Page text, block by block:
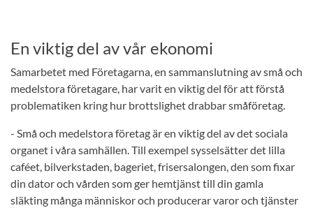
En viktig del av vår ekonomi
Samarbetet med Företagarna, en sammanslutning av små och
medelstora företagare, har varit en viktig del för att förstå
problematiken kring hur brottslighet drabbar småföretag.
- Små och medelstora företag är en viktig del av det sociala
organet i våra samhällen. Till exempel sysselsätter det lilla
caféet, bilverkstaden, bageriet, frisersalongen, den som fixar
din dator och vården som ger hemtjänst till din gamla
släkting många människor och producerar varor och tjänster